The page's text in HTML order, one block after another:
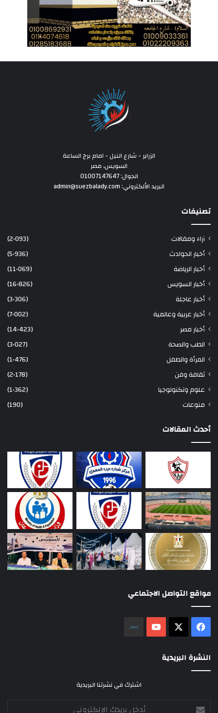
الزراير - شارع النيل - امام برج الساعة
السويس، مصر
الجوال: 01007147647
البريد الألكتروني: admin@suezbalady.com
تصنيفات
آراء ومقالات
(2٬093)
أخبار الحوادث
(5٬936)
أخبار الرياضة
(11٬069)
أخبار السويس
(16٬826)
أخبار عاجلة
(3٬306)
أخبار عربية وعالمية
(7٬002)
أخبار مصر
(14٬423)
الطب والصحة
(3٬027)
المرأة والطفل
(1٬476)
ثقافة وفن
(2٬178)
علوم وتكنولوجيا
(1٬362)
منوعات
(190)
أحدث المقالات
مواقع التواصل الاجتماعي
فيسبوك ‫YouTube
النشرة البريدية
اشترك في نشرتنا البريدية
أدخل